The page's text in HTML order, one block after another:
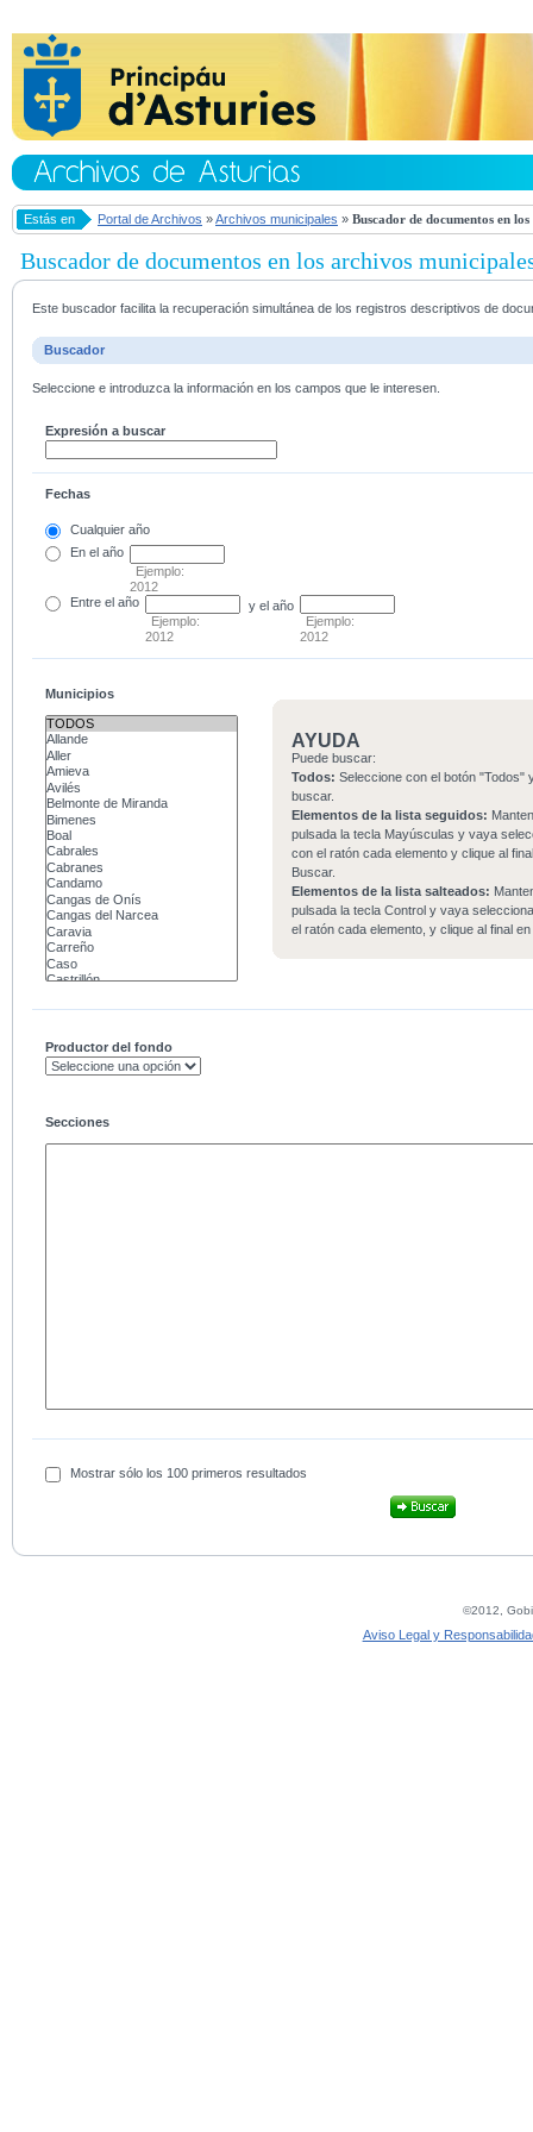
Estás en Portal de Archivos »Archivos municipales » Buscador de documentos en
Buscador de documentos en los archivos
Este buscador facilita la recuperación simultánea de los registros descriptivos de
Buscador
Seleccione e introduzca la información en los campos que le interesen.
Expresión a buscar
Fechas
Cualquier año
En el año
Ejemplo:
2012
Entre el año
Ejemplo:
2012
y el año
Ejemplo:
2012
Municipios
AYUDA
Puede buscar:
Todos: Seleccione con el botón "Todos"
buscar.
Elementos de la lista seguidos:
pulsada la tecla Mayúsculas y vaya
con el ratón cada elemento y clique al
Buscar.
Elementos de la lista salteados:
pulsada la tecla Control y vaya
el ratón cada elemento, y clique al final
Productor del fondo
Secciones
Mostrar sólo los 100 primeros resultados
©2012,
Aviso Legal y